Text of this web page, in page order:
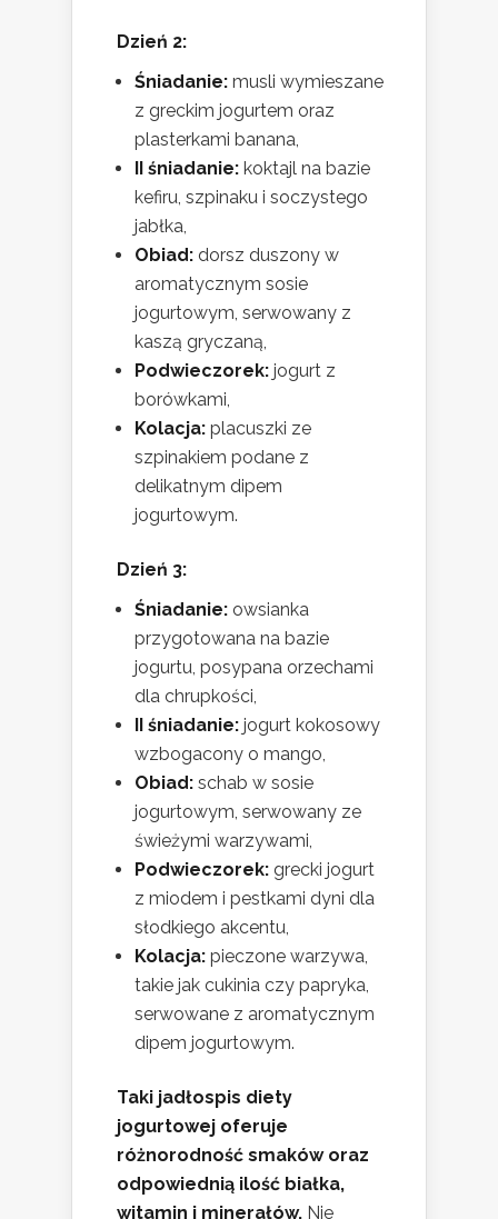
Dzień 2:
Śniadanie: musli wymieszane
z greckim jogurtem oraz
plasterkami banana,
II śniadanie: koktajl na bazie
kefiru, szpinaku i soczystego
jabłka,
Obiad: dorsz duszony w
aromatycznym sosie
jogurtowym, serwowany z
kaszą gryczaną,
Podwieczorek: jogurt z
borówkami,
Kolacja: placuszki ze
szpinakiem podane z
delikatnym dipem
jogurtowym.
Dzień 3:
Śniadanie: owsianka
przygotowana na bazie
jogurtu, posypana orzechami
dla chrupkości,
II śniadanie: jogurt kokosowy
wzbogacony o mango,
Obiad: schab w sosie
jogurtowym, serwowany ze
świeżymi warzywami,
Podwieczorek: grecki jogurt
z miodem i pestkami dyni dla
słodkiego akcentu,
Kolacja: pieczone warzywa,
takie jak cukinia czy papryka,
serwowane z aromatycznym
dipem jogurtowym.
Taki jadłospis diety
jogurtowej oferuje
różnorodność smaków oraz
odpowiednią ilość białka,
witamin i minerałów. Nie